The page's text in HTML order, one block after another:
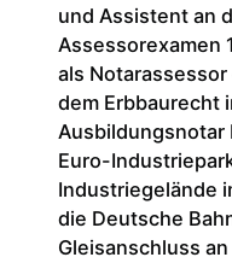
und Assistent an
Assessorexamen
als
dem Erbbaurecht
Euro-
Industriegelände
die Deutsche
Gleisanschluss